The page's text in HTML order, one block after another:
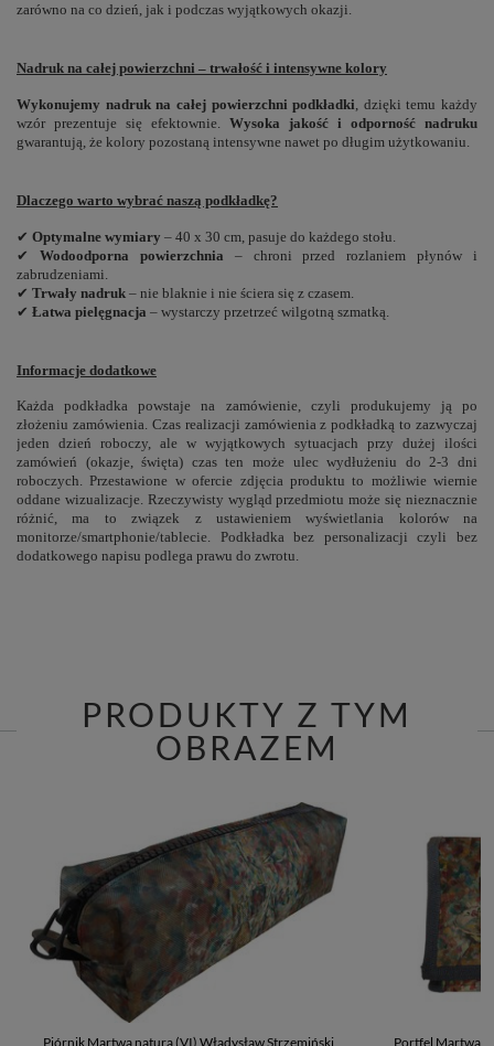
zarówno na co dzień, jak i podczas wyjątkowych okazji.
Nadruk na całej powierzchni – trwałość i intensywne kolory
Wykonujemy nadruk na całej powierzchni podkładki, dzięki temu każdy
wzór prezentuje się efektownie. Wysoka jakość i odporność nadruku
gwarantują, że kolory pozostaną intensywne nawet po długim użytkowaniu.
Dlaczego warto wybrać naszą podkładkę?
✔ Optymalne wymiary – 40 x 30 cm, pasuje do każdego stołu.
✔ Wodoodporna powierzchnia – chroni przed rozlaniem płynów i
zabrudzeniami.
✔ Trwały nadruk – nie blaknie i nie ściera się z czasem.
✔ Łatwa pielęgnacja – wystarczy przetrzeć wilgotną szmatką.
Informacje dodatkowe
Każda podkładka powstaje na zamówienie, czyli produkujemy ją po
złożeniu zamówienia. Czas realizacji zamówienia z podkładką to zazwyczaj
jeden dzień roboczy, ale w wyjątkowych sytuacjach przy dużej ilości
zamówień (okazje, święta) czas ten może ulec wydłużeniu do 2-3 dni
roboczych. Przestawione w ofercie zdjęcia produktu to możliwie wiernie
oddane wizualizacje. Rzeczywisty wygląd przedmiotu może się nieznacznie
różnić, ma to związek z ustawieniem wyświetlania kolorów na
monitorze/smartphonie/tablecie. Podkładka bez personalizacji czyli bez
dodatkowego napisu podlega prawu do zwrotu.
PRODUKTY Z TYM
OBRAZEM
Piórnik Martwa natura (VI) Władysław Strzemiński Portfel Martwa